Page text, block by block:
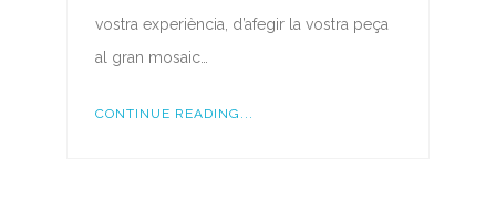
vostra experiència, d’afegir la vostra peça
al gran mosaic…
CONTINUE READING...